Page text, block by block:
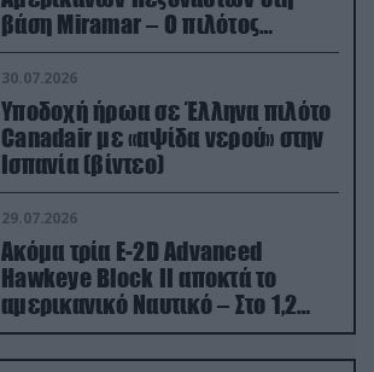
βάση Miramar – Ο πιλότος
εκτινάχθηκε εγκαίρως
30.07.2026
Υποδοχή ήρωα σε Έλληνα πιλότο
Canadair με «αψίδα νερού» στην
Ισπανία (βίντεο)
29.07.2026
Ακόμα τρία E-2D Advanced
Hawkeye Block II αποκτά το
αμερικανικό Ναυτικό – Στο 1,2
δισ.δολάρια το κόστος